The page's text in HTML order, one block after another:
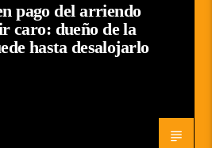
pago del arriendo
caro: dueño de la
hasta desalojarlo